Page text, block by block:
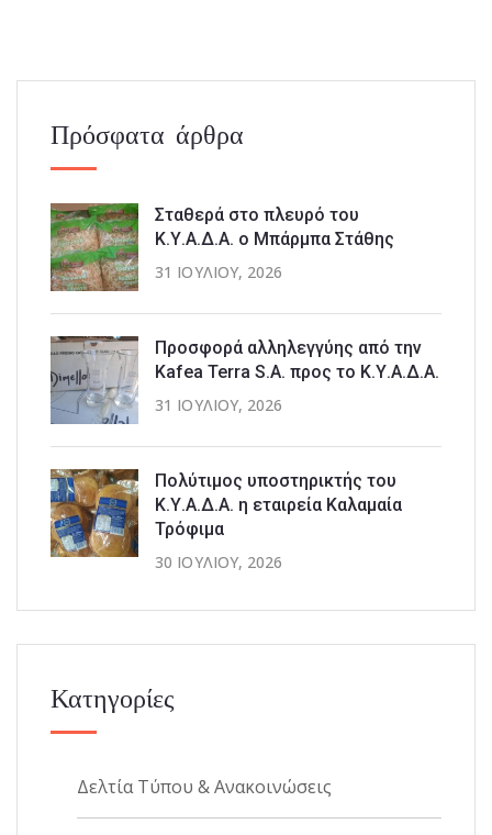
Πρόσφατα άρθρα
Σταθερά στο πλευρό του
Κ.Υ.Α.Δ.Α. ο Μπάρμπα Στάθης
31 ΙΟΥΛΊΟΥ, 2026
Προσφορά αλληλεγγύης από την
Kafea Terra S.A. προς το Κ.Υ.Α.Δ.Α.
31 ΙΟΥΛΊΟΥ, 2026
Πολύτιμος υποστηρικτής του
Κ.Υ.Α.Δ.Α. η εταιρεία Καλαμαία
Τρόφιμα
30 ΙΟΥΛΊΟΥ, 2026
Κατηγορίες
Δελτία Τύπου & Ανακοινώσεις